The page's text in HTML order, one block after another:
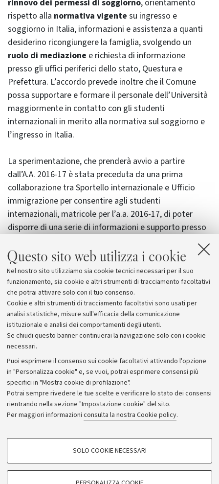
Questo sito web utilizza i cookie
Nel nostro sito utilizziamo sia cookie tecnici necessari per il suo
funzionamento, sia cookie e altri strumenti di tracciamento facoltativi
che potrai attivare solo con il tuo consenso.
Cookie e altri strumenti di tracciamento facoltativi sono usati per
analisi statistiche, misure sull'efficacia della comunicazione
istituzionale e analisi dei comportamenti degli utenti.
Se chiudi questo banner continuerai la navigazione solo con i cookie
necessari.
Puoi esprimere il consenso sui cookie facoltativi attivando l'opzione
in "Personalizza cookie" e, se vuoi, potrai esprimere consensi più
specifici in "Mostra cookie di profilazione".
Potrai sempre rivedere le tue scelte e verificare lo stato dei consensi
rientrando nella sezione "Impostazione cookie" del sito.
Per maggiori informazioni consulta la nostra Cookie policy.
COOKIE DI PROFILAZIONE - FACOLTATIVI
SOLO COOKIE NECESSARI
rinnovo dei permessi di soggiorno, orientamento
rispetto alla normativa vigente su ingresso e
soggiorno in Italia, informazioni e assistenza a quanti
desiderino ricongiungere la famiglia, svolgendo un
ruolo di mediazione e richiesta di informazione
presso gli uffici periferici dello stato, Questura e
Prefettura. L’accordo prevede inoltre che il Comune
possa supportare e formare il personale dell’Università
maggiormente in contatto con gli studenti
internazionali in merito alla normativa sul soggiorno e
l’ingresso in Italia.
La sperimentazione, che prenderà avvio a partire
dall’A.A. 2016-17 è stata preceduta da una prima
collaborazione tra Sportello internazionale e Ufficio
immigrazione per consentire agli studenti
internazionali, matricole per l’a.a. 2016-17, di poter
disporre di una serie di informazioni e supporto presso
popolazione di circa 210 studenti internazionali di cui
quasi 80 provenienti da paesi extra europei, intende in
questo modo implementare l’efficienza e la
tempestività dei servizi messi a loro disposizione.
Archivio
Comunicati stampa
Redazione
Rassegna stampa